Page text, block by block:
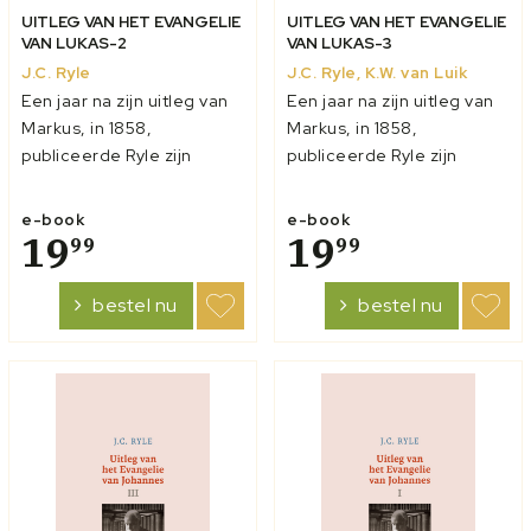
UITLEG VAN HET EVANGELIE
VAN LUKAS-2
J.C. Ryle
Een jaar na zijn uitleg van
Markus, in 1858,
publiceerde Ryle zijn
Evangelie van Lukas. Dit
was een veel omvangrijker
werk. Ryle voegde aan zijn
‘uitlegende gedachten’
wat diepgaandere
‘verklarende noten’ toe.
Deze dienden 1. om li...
e-book
1999
bestel nu
UITLEG VAN HET EVANGELIE
VAN LUKAS-3
J.C. Ryle, K.W. van Luik
Een jaar na zijn uitleg van
Markus, in 1858,
publiceerde Ryle zijn
Evangelie van Lukas. Dit
was een veel omvangrijker
werk. Ryle voegde aan zijn
‘uitlegende gedachten’
wat diepgaandere
‘verklarende noten’ toe.
Deze dienden 1. om li...
e-book
1999
bestel nu